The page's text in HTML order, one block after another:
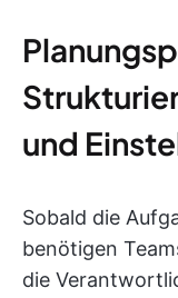
und
Sobald die
benötigen
die